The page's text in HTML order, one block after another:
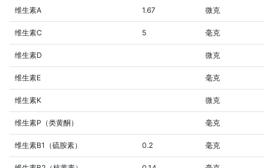
维生素A 1.67 微克
维生素C 5 毫克
维生素D 微克
维生素E 毫克
维生素K 微克
维生素P（类黄酮） 毫克
维生素B1（硫胺素） 0.2 毫克